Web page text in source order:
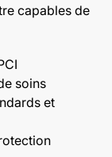
capables de
soins
et